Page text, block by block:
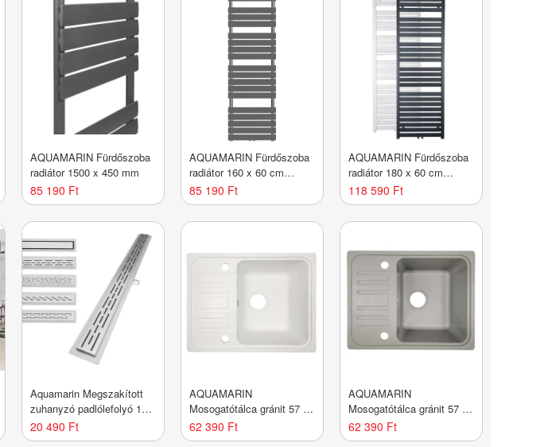
AQUAMARIN Fürdőszoba
radiátor 1500 x 450 mm
85 190 Ft
AQUAMARIN Fürdőszoba
radiátor 160 x 60 cm
antracit
85 190 Ft
AQUAMARIN Fürdőszoba
radiátor 180 x 60 cm
antracit
118 590 Ft
Aquamarin Megszakított
zuhanyzó padlólefolyó 140
cm
20 490 Ft
AQUAMARIN
Mosogatótálca gránit 57 x
45 cm fehér
62 390 Ft
AQUAMARIN
Mosogatótálca gránit 57 x
45 cm szürke
62 390 Ft